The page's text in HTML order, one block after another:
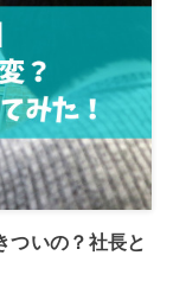
ついの？社長と